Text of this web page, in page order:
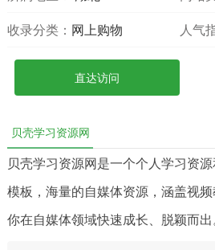
收录分类： 网上购物 人气
直达访问
贝壳学习资源网
贝壳学习资源网是一个个人学习资
模板，海量的自媒体资源，涵盖视
你在自媒体领域快速成长、脱颖而出